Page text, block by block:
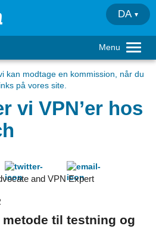
Menu
DA
vi kan modtage en kommission, når du
på vores site.
vi VPN’er hos
and VPN Expert
til testning og